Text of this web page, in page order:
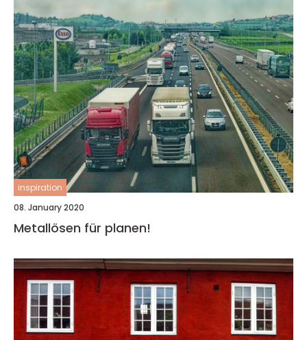
inspiration
08. January 2020
Metallösen für planen!